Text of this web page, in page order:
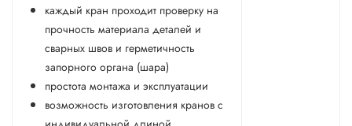
каждый кран проходит проверку на
прочность материала деталей и
сварных швов и герметичность
запорного органа (шара)
простота монтажа и эксплуатации
возможность изготовления кранов с